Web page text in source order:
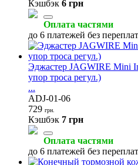
Кэшбэк 6 грн
Оплата частями
до 6 платежей без переплат
Эджастер JAGWIRE Mini
упор троса регул.)
...
ADJ-01-06
729 грн.
Кэшбэк 7 грн
Оплата частями
до 6 платежей без переплат